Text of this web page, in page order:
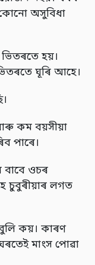
অসুবিধা
হয়।
ঘূৰি আহে।
কম বয়সীয়া
পাৰে।
বাবে ওচৰ
চুবুৰীয়াৰ লগত
কয়। কাৰণ
মাংস পোৱা